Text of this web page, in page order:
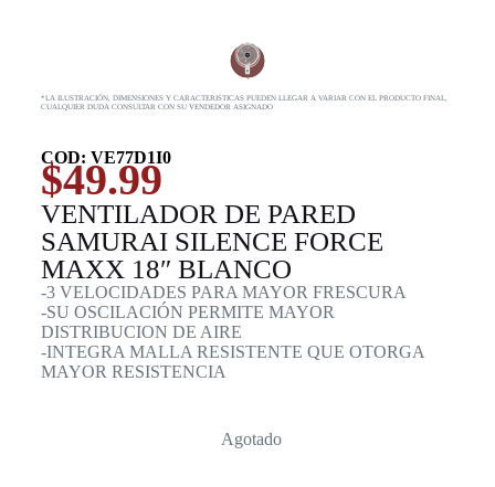
*LA ILUSTRACIÓN, DIMENSIONES Y CARACTERISTICAS PUEDEN LLEGAR A VARIAR CON EL PRODUCTO FINAL,
CUALQUIER DUDA CONSULTAR CON SU VENDEDOR ASIGNADO
COD: VE77D1I0
$49.99
VENTILADOR DE PARED
SAMURAI SILENCE FORCE
MAXX 18″ BLANCO
-3 VELOCIDADES PARA MAYOR FRESCURA
-SU OSCILACIÓN PERMITE MAYOR
DISTRIBUCION DE AIRE
-INTEGRA MALLA RESISTENTE QUE OTORGA
MAYOR RESISTENCIA
Agotado